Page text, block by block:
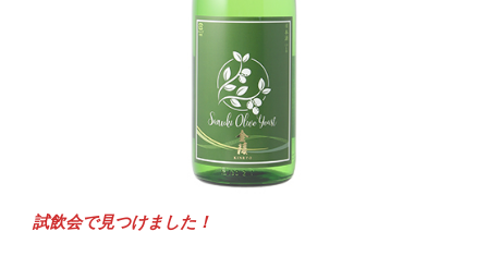
試飲会で見つけました！